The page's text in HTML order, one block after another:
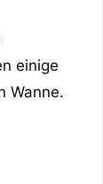
einige
Wanne.